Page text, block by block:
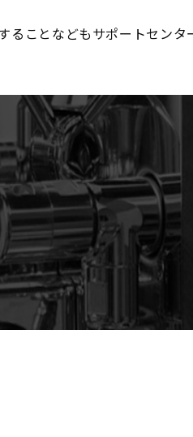
ことなどもサポートセンタ